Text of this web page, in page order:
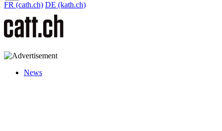
FR (cath.ch) DE (kath.ch)
News